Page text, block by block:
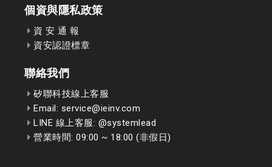
個資與隱私政策
資 安 通 報
資安認證標章
聯絡我們
矽聯科技線上客服
Email: service@ieinv.com
LINE 線上客服: @systemlead
營業時間: 09:00 ~ 18:00 (非假日)